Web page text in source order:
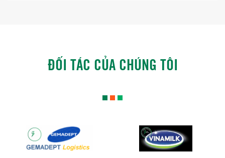
ĐỐI TÁC CỦA CHÚNG TÔI